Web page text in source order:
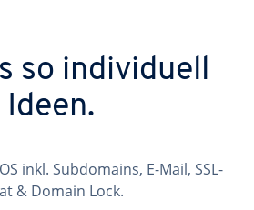
so individuell
inkl. Subdomains, E-Mail, SSL-
& Domain Lock.